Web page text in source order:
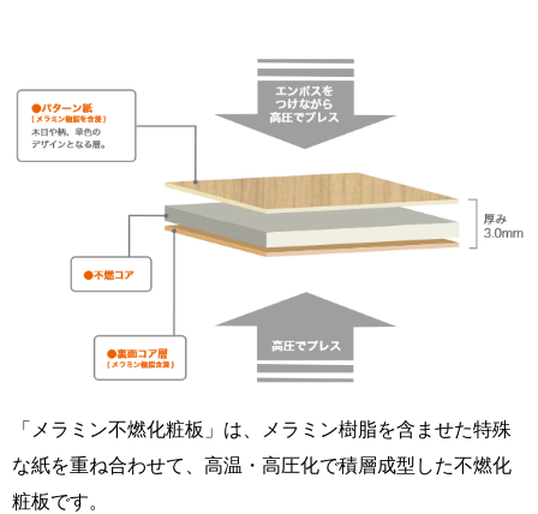
「メラミン不燃化粧板」は、メラミン樹脂を含ませた特殊
な紙を重ね合わせて、高温・高圧化で積層成型した不燃化
粧板です。